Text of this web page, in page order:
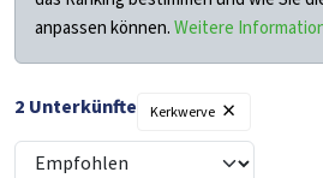
anpassen können.Weitere
2 Unterkünfte Kerkwerve ×